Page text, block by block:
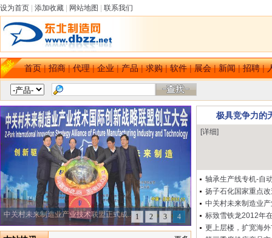
设为首页 添加收藏 网站地图 联系我们
首页|招商|代理|企业|产品|求购|软件|展会|新闻|招聘|
极具竞争力的
[详细]
轴承生产线专机-自
扬子石化国家重点
中关村未来制造业
标致雪铁龙2012年
更上层楼，扩宽海